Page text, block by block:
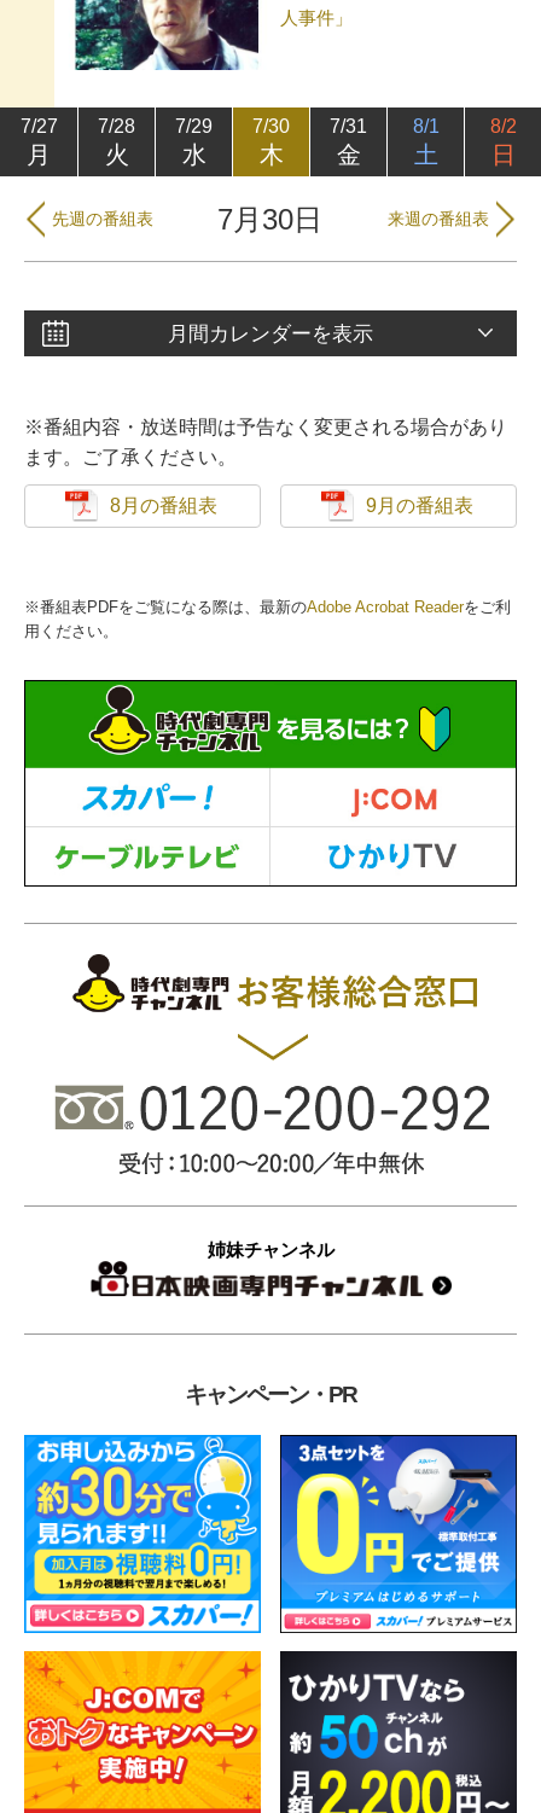
人事件」
7/27
月
7/28
火
7/29
水
7/30
木
7/31
金
8/1
土
8/2
日
先週の番組表 7月30日 来週の番組表
月間カレンダーを表示
※番組内容・放送時間は予告なく変更される場合があり
ます。ご了承ください。
8月の番組表 9月の番組表
※番組表PDFをご覧になる際は、最新のAdobe Acrobat Readerをご利
用ください。
姉妹チャンネル
キャンペーン・PR